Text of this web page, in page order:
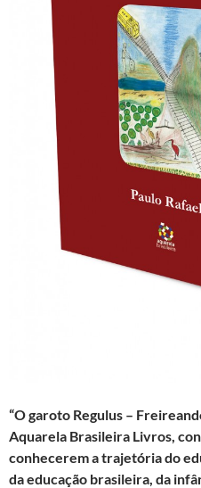
“O garoto Regulus –
Aquarela Brasileira Livros,
conhecerem a trajetória do
da educação brasileira, da